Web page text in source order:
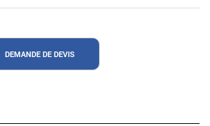
DEMANDE DE DEVIS